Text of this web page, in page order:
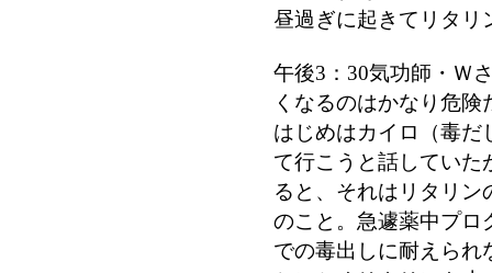
昼過ぎに起きてリタリ
午後3：30気功師・Ｗ
くなるのはかなり危
はじめはカイロ（毒だ
て行こうと話していた
ると、それはリタリ
のこと。急遽薬中プロ
での毒出しに耐えられ